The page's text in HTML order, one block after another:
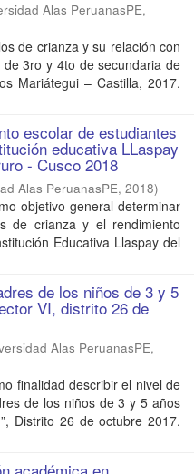
Alas PeruanasPE,
de crianza y su relación con
3ro y 4to de secundaria de
Mariátegui – Castilla, 2017.
escolar de estudiantes
educativa LLaspay
- Cusco 2018
Alas PeruanasPE, 2018)
objetivo general determinar
de crianza y el rendimiento
Educativa Llaspay del
de los niños de 3 y 5
VI, distrito 26 de
Alas PeruanasPE,
finalidad describir el nivel de
de los niños de 3 y 5 años
Distrito 26 de octubre 2017.